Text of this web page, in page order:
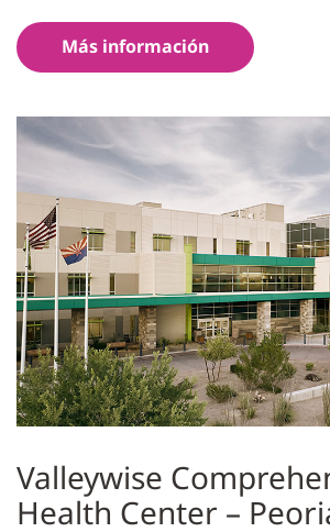
Más información
Valleywise
Health Center –